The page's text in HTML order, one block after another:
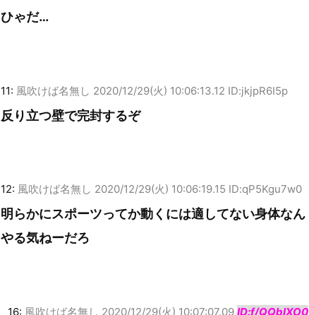
ひゃだ…
11: 風吹けば名無し 2020/12/29(火) 10:06:13.12 ID:jkjpR6I5p
反り立つ壁で完封するぞ
12: 風吹けば名無し 2020/12/29(火) 10:06:19.15 ID:qP5Kgu7w0
明らかにスポーツってか動くには適してない身体なん
やる気ねーだろ
16: 風吹けば名無し 2020/12/29(火) 10:07:07.09 ID:f/QQbIXO0